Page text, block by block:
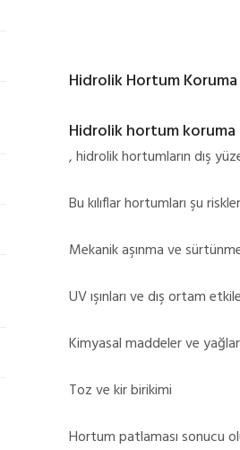
Hidrolik Hortum Koruma
Hidrolik hortum koruma
, hidrolik hortumların dış
Bu kılıflar hortumları şu
Mekanik aşınma ve
UV ışınları ve dış ortam
Kimyasal maddeler ve yağlar
Toz ve kir birikimi
Hortum patlaması sonucu